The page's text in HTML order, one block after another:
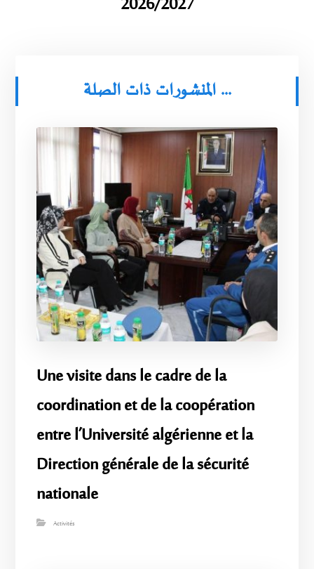
المنشورات ذات الصلة ...
Une visite dans le cadre de la
coordination et de la coopération
entre l’Université algérienne et la
Direction générale de la sécurité
nationale
Activités